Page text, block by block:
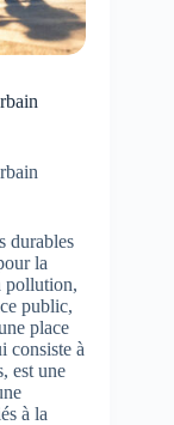
durables
la
pollution,
public,
place
consiste à
est une
à la